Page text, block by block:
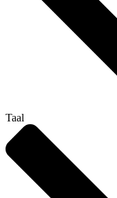
Taal